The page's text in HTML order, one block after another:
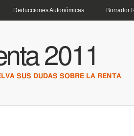
Deducciones Autonómicas Borrador
2011
SUS DUDAS SOBRE LA RENTA